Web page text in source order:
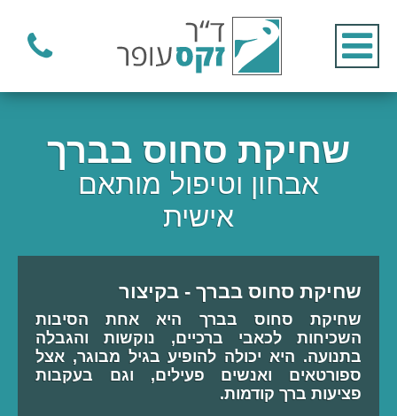
שחיקת סחוס בברך
אבחון וטיפול מותאם
אישית
שחיקת סחוס בברך - בקיצור
שחיקת סחוס בברך היא אחת הסיבות
השכיחות לכאבי ברכיים, נוקשות והגבלה
בתנועה. היא יכולה להופיע בגיל מבוגר, אצל
ספורטאים ואנשים פעילים, וגם בעקבות
פציעות ברך קודמות.